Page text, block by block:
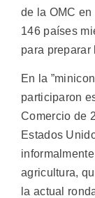
de la OMC
146 países
para preparar
En la
participaron
Comercio de
Estados
agricultura,
la actual